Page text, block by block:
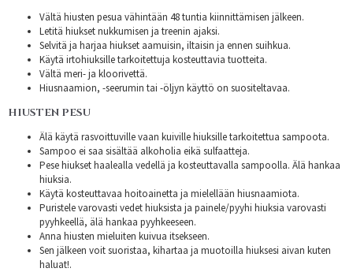
Vältä hiusten pesua vähintään 48 tuntia kiinnittämisen jälkeen.
Letitä hiukset nukkumisen ja treenin ajaksi.
Selvitä ja harjaa hiukset aamuisin, iltaisin ja ennen suihkua.
Käytä irtohiuksille tarkoitettuja kosteuttavia tuotteita.
Vältä meri- ja kloorivettä.
Hiusnaamion, -seerumin tai -öljyn käyttö on suositeltavaa.
HIUSTEN PESU
Älä käytä rasvoittuville vaan kuiville hiuksille tarkoitettua sampoota.
Sampoo ei saa sisältää alkoholia eikä sulfaatteja.
Pese hiukset haalealla vedellä ja kosteuttavalla sampoolla. Älä hankaa
hiuksia.
Käytä kosteuttavaa hoitoainetta ja mielellään hiusnaamiota.
Puristele varovasti vedet hiuksista ja painele/pyyhi hiuksia varovasti
pyyhkeellä, älä hankaa pyyhkeeseen.
Anna hiusten mieluiten kuivua itsekseen.
Sen jälkeen voit suoristaa, kihartaa ja muotoilla hiuksesi aivan kuten
haluat!.